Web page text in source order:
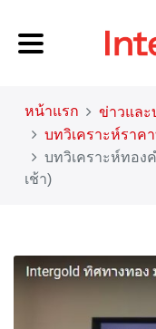
หน้าแรก
ข่าวและ
บทวิเคราะห์ราค
บทวิเคราะห์ทอง
เช้า)